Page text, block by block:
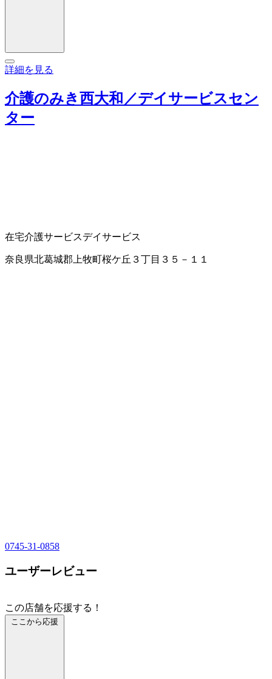
詳細を見る
介護のみき西大和／デイサービスセン
ター
在宅介護サービスデイサービス
奈良県北葛城郡上牧町桜ケ丘３丁目３５－１１
0745-31-0858
ユーザーレビュー
この店舗を応援する！
ここから応援